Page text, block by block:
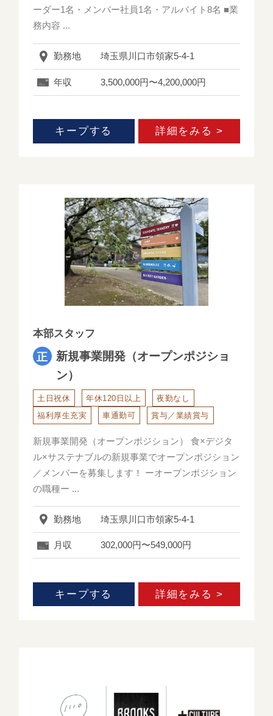
ホーム
お仕事をお探しの方へ
求人検索一覧
エージェント求人
ーダー1名・メンバー社員1名・アルバイト8名 ■業
務内容 ...
勤務地 埼玉県川口市領家5-4-1
年収 3,500,000円〜4,200,000円
キープする 詳細をみる >
本部スタッフ
新規事業開発（オープンポジショ
ン）
土日祝休 年休120日以上
夜勤なし
福利厚生充実
車通勤可 賞与／業績賞与
新規事業開発（オープンポジション） 食×デジタ
ル×サステナブルの新規事業でオープンポジション
／メンバーを募集します！ ーオープンポジション
の職種ー ...
勤務地 埼玉県川口市領家5-4-1
月収 302,000円〜549,000円
キープする 詳細をみる >